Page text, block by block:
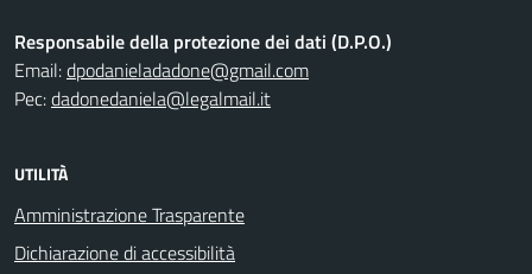
Responsabile della protezione dei dati (D.P.O.)
Email:dpodanieladadone@gmail.com
Pec:dadonedaniela@legalmail.it
UTILITÀ
Amministrazione Trasparente
Dichiarazione di accessibilità